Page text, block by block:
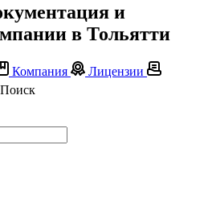
и
в Тольятти
Компания
Лицензии
Поиск